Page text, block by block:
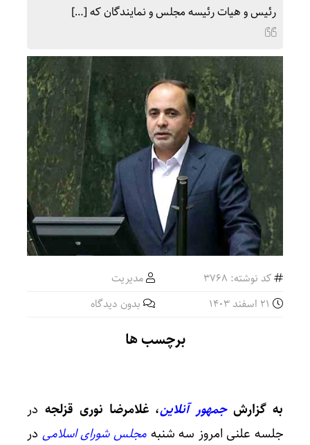
رئیس و هیات رئیسه مجلس و نمایندگان که […]
کد نوشته: 3768
مدیریت
بدون دیدگاه
برچسب ها
به گزارشجمهور آنلاین، غلامرضا نوری قزلجه در
جلسه علنی امروز سه شنبهمجلس شورای اسلامی در